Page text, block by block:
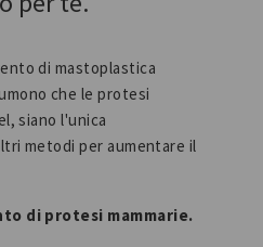
di mastoplastica
che le protesi
siano l'unica
metodi per aumentare il
di protesi mammarie.